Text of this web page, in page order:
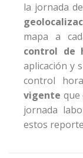
la jornada
mapa a
control de
aplicación y
control
vigente que
jornada
estos